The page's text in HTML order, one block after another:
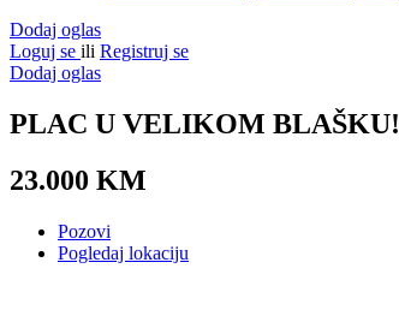
Dodaj oglas
Loguj se ili Registruj se
Dodaj oglas
PLAC U VELIKOM BLAŠKU!
23.000 KM
Pozovi
Pogledaj lokaciju